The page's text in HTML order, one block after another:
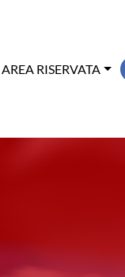
AREA RISERVATA